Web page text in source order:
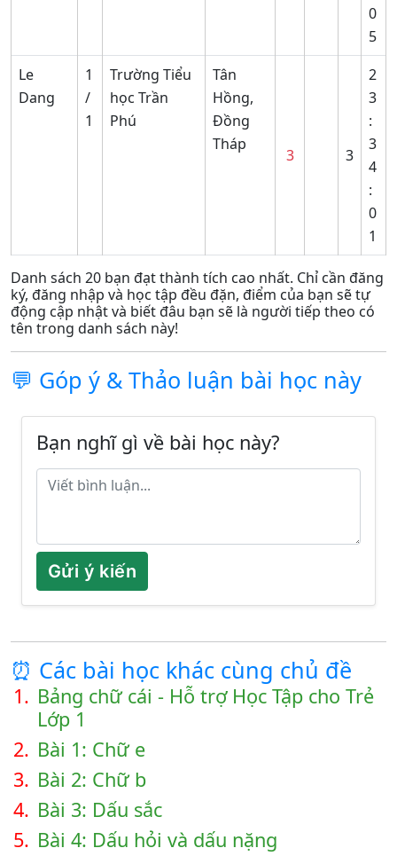
0
5
Le
Dang
1
/
1
Trường Tiểu
học Trần
Phú
Tân
Hồng,
Đồng
Tháp
3 3
2
3
:
3
4
:
0
1
Danh sách 20 bạn đạt thành tích cao nhất. Chỉ cần đăng
ký, đăng nhập và học tập đều đặn, điểm của bạn sẽ tự
động cập nhật và biết đâu bạn sẽ là người tiếp theo có
tên trong danh sách này!
💬 Góp ý & Thảo luận bài học này
Bạn nghĩ gì về bài học này?
Gửi ý kiến
⏰ Các bài học khác cùng chủ đề
1. Bảng chữ cái - Hỗ trợ Học Tập cho Trẻ
Lớp 1
2. Bài 1: Chữ e
3. Bài 2: Chữ b
4. Bài 3: Dấu sắc
5. Bài 4: Dấu hỏi và dấu nặng